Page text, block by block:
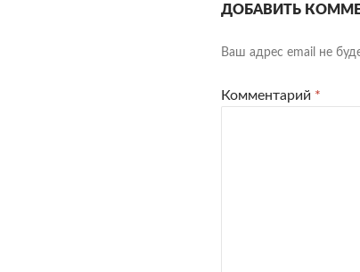
ДОБАВИТЬ
Ваш адрес email не
Комментарий *